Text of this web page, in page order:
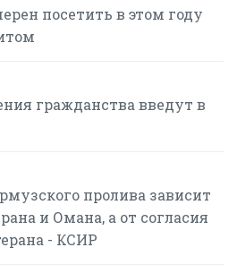
посетить в этом году
гражданства введут в
пролива зависит
и Омана, а от согласия
- КСИР